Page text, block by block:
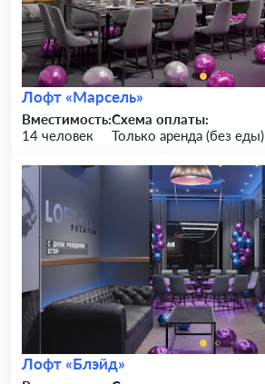
Лофт «Марсель»
Вместимость:
14 человек
Схема оплаты:
Только аренда (без еды)
Лофт «Блэйд»